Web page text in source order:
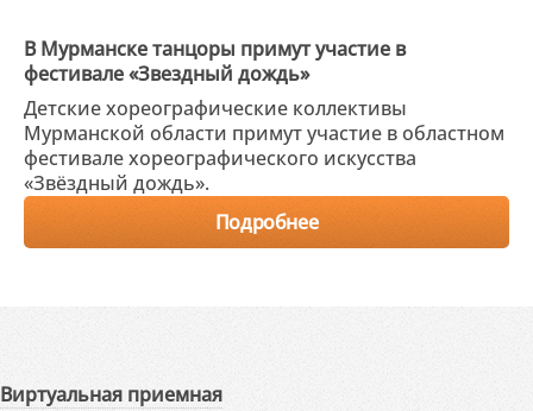
В Мурманске танцоры примут участие в
фестивале «Звездный дождь»
Детские хореографические коллективы
Мурманской области примут участие в областном
фестивале хореографического искусства
«Звёздный дождь».
Подробнее
Виртуальная приемная